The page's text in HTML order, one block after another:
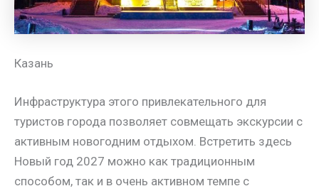
Казань
Инфраструктура этого привлекательного для
туристов города позволяет совмещать экскурсии с
активным новогодним отдыхом. Встретить здесь
Новый год 2027 можно как традиционным
способом, так и в очень активном темпе с